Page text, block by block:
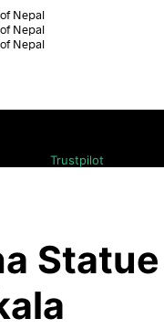
Trustpilot
Statue